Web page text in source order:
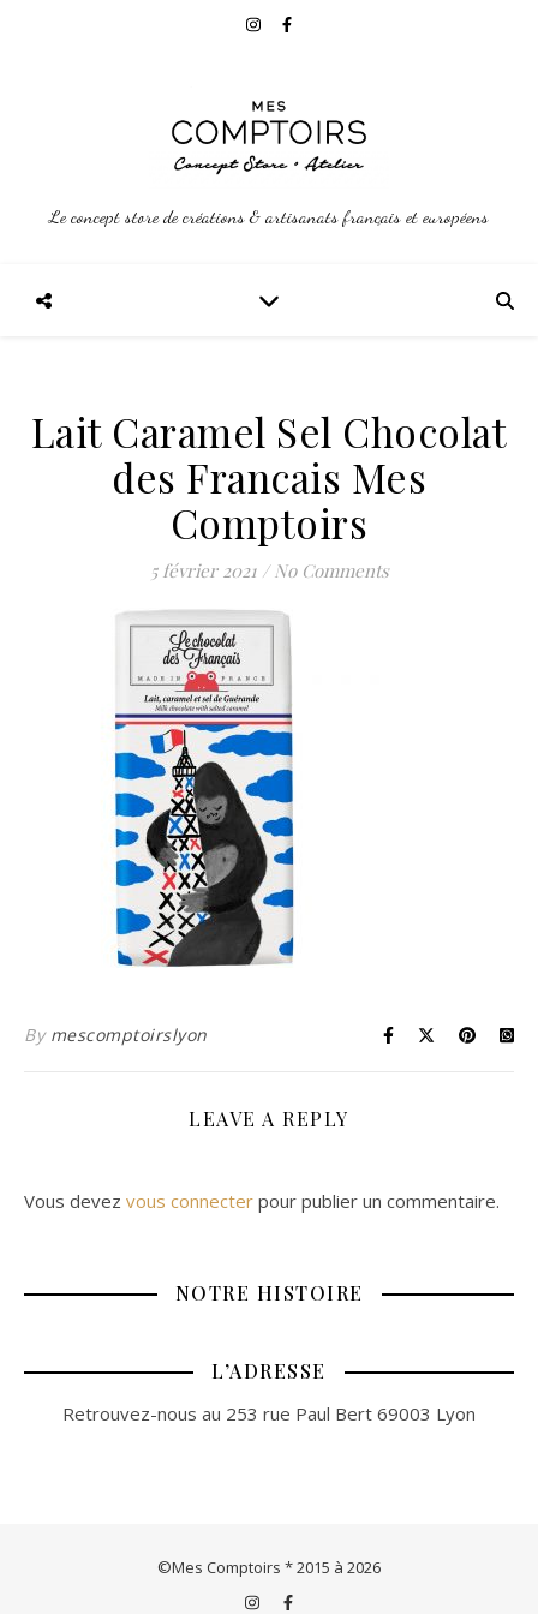
Le concept store de créations & artisanats français et européens
Lait Caramel Sel Chocolat
des Francais Mes
Comptoirs
5 février 2021 / No Comments
By mescomptoirslyon
LEAVE A REPLY
Vous devez vous connecter pour publier un commentaire.
NOTRE HISTOIRE
L’ADRESSE
Retrouvez-nous au 253 rue Paul Bert 69003 Lyon
©Mes Comptoirs * 2015 à 2026